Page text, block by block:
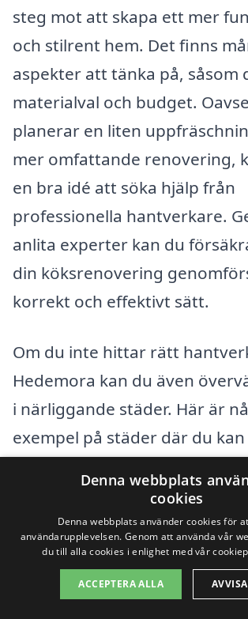
steg mot att skapa ett mer
och stilrent hem. Det finns
aspekter att tänka på, såsom
materialval och budget.
planerar en liten
mer omfattande renovering,
en bra idé att söka hjälp från
professionella hantverkare.
anlita experter kan du
din köksrenovering
korrekt och effektivt sätt.
Om du inte hittar rätt
Hedemora kan du även
i närliggande städer. Här är
exempel på städer där du
Ljustorp
Säter
Denna webbplats
cookies
Denna webbplats använder cookies för
användarupplevelsen. Genom att använda vår
du till alla cookies i enlighet med vår
ACCEPTERA ALLA